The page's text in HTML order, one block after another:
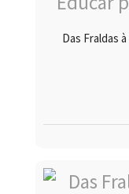
Das Fraldas